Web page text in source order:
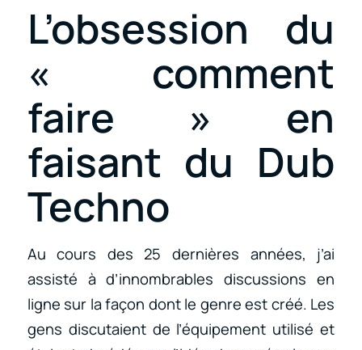
L’obsession du
« comment
faire » en
faisant du Dub
Techno
Au cours des 25 dernières années, j’ai
assisté à d’innombrables discussions en
ligne sur la façon dont le genre est créé. Les
gens discutaient de l’équipement utilisé et